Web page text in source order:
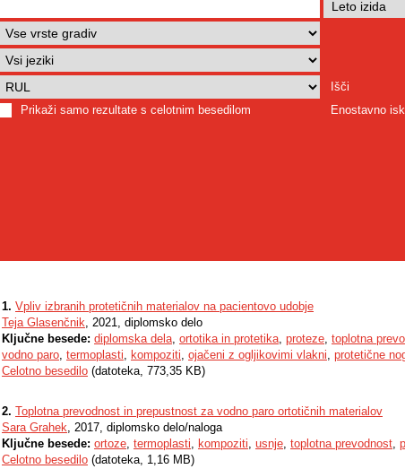
Išči
Prikaži samo rezultate s celotnim besedilom
Enostavno
1. Vpliv izbranih protetičnih materialov na pacientovo udobje
Teja Glasenčnik, 2021, diplomsko delo
Ključne besede: diplomska dela, ortotika in protetika, proteze, toplotna
vodno paro, termoplasti, kompoziti, ojačeni z ogljikovimi vlakni, protetične
Celotno besedilo (datoteka, 773,35 KB)
2. Toplotna prevodnost in prepustnost za vodno paro ortotičnih materialov
Sara Grahek, 2017, diplomsko delo/naloga
Ključne besede: ortoze, termoplasti, kompoziti, usnje, toplotna prevodnost,
Celotno besedilo (datoteka, 1,16 MB)